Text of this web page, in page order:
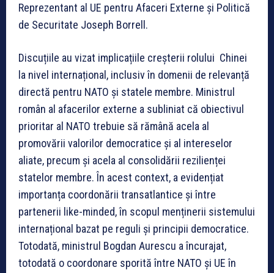
Reprezentant al UE pentru Afaceri Externe și Politică
de Securitate Joseph Borrell.
Discuțiile au vizat implicațiile creșterii rolului Chinei
la nivel internațional, inclusiv în domenii de relevanță
directă pentru NATO și statele membre. Ministrul
român al afacerilor externe a subliniat că obiectivul
prioritar al NATO trebuie să rămână acela al
promovării valorilor democratice și al intereselor
aliate, precum și acela al consolidării rezilienței
statelor membre. În acest context, a evidențiat
importanța coordonării transatlantice și între
partenerii like-minded, în scopul menținerii sistemului
internațional bazat pe reguli și principii democratice.
Totodată, ministrul Bogdan Aurescu a încurajat,
totodată o coordonare sporită între NATO și UE în